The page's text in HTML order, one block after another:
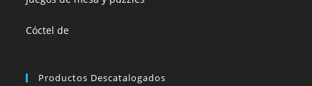
Cóctel de
Productos Descatalogados